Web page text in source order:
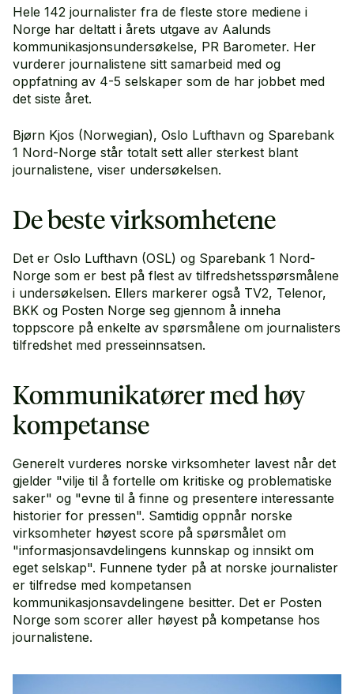
Hele 142 journalister fra de fleste store mediene i
Norge har deltatt i årets utgave av Aalunds
kommunikasjonsundersøkelse, PR Barometer. Her
vurderer journalistene sitt samarbeid med og
oppfatning av 4-5 selskaper som de har jobbet med
det siste året.
Bjørn Kjos (Norwegian), Oslo Lufthavn og Sparebank
1 Nord-Norge står totalt sett aller sterkest blant
journalistene, viser undersøkelsen.
De beste virksomhetene
Det er Oslo Lufthavn (OSL) og Sparebank 1 Nord-
Norge som er best på flest av tilfredshetsspørsmålene
i undersøkelsen. Ellers markerer også TV2, Telenor,
BKK og Posten Norge seg gjennom å inneha
toppscore på enkelte av spørsmålene om journalisters
tilfredshet med presseinnsatsen.
Kommunikatører med høy
kompetanse
Generelt vurderes norske virksomheter lavest når det
gjelder "vilje til å fortelle om kritiske og problematiske
saker" og "evne til å finne og presentere interessante
historier for pressen". Samtidig oppnår norske
virksomheter høyest score på spørsmålet om
"informasjonsavdelingens kunnskap og innsikt om
eget selskap". Funnene tyder på at norske journalister
er tilfredse med kompetansen
kommunikasjonsavdelingene besitter. Det er Posten
Norge som scorer aller høyest på kompetanse hos
journalistene.